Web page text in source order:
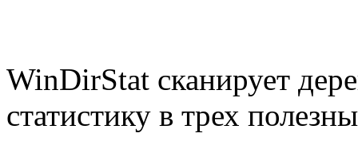
WinDirStat сканирует
статистику в трех